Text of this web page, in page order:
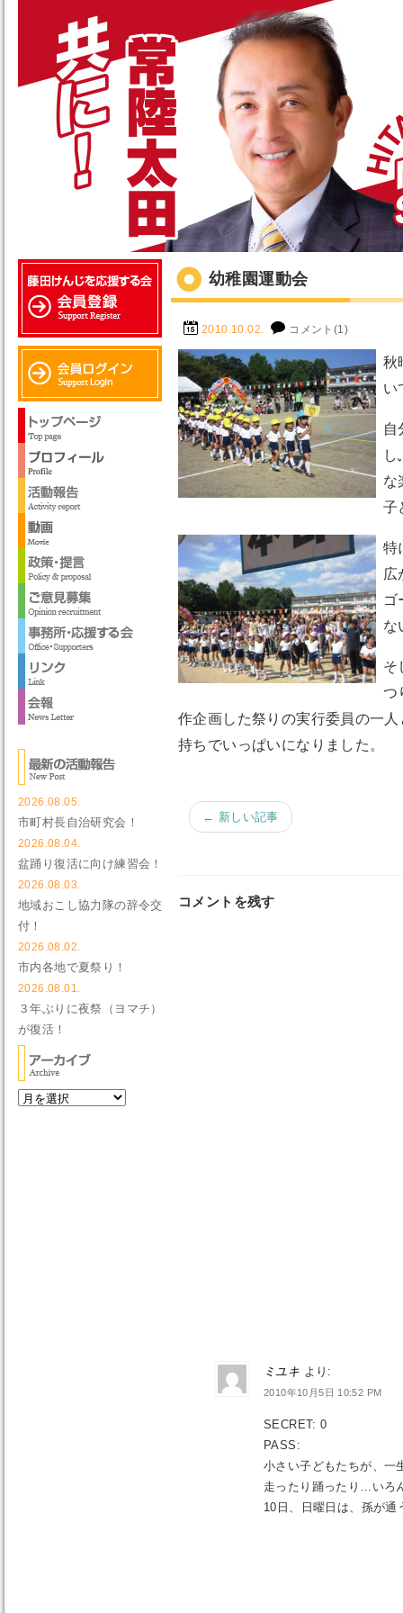
幼稚園運動会
2010.10.02. コメント(1)
秋
い
自
な
子
特
広
ゴ
な
そ
つ
作企画した祭りの実行委員の一
持ちでいっぱいになりました。
← 新しい記事
コメントを残す
ミユキ より:
2010年10月5日 10:52 PM
SECRET: 0
PASS:
小さい子どもたちが、一
走ったり踊ったり…いろ
10日、日曜日は、孫が
2026.08.05.
市町村長自治研究会！
2026.08.04.
盆踊り復活に向け練習会！
2026.08.03.
地域おこし協力隊の辞令交
付！
2026.08.02.
市内各地で夏祭り！
2026.08.01.
３年ぶりに夜祭（ヨマチ）
が復活！